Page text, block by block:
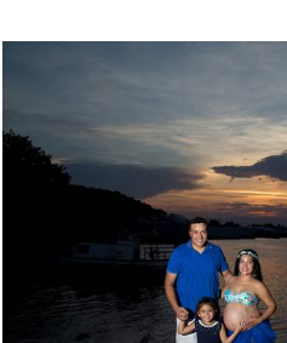
974